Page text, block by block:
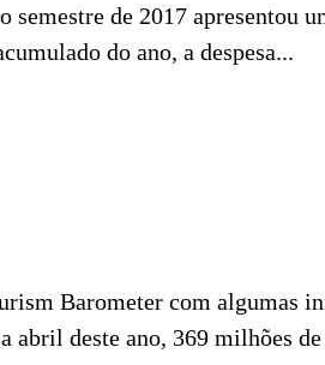
de 2017 apresentou
do ano, a despesa...
Barometer com algumas
deste ano, 369 milhões